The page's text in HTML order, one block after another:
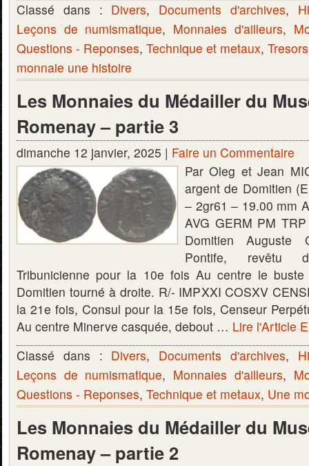
Classé dans : Divers, Documents d'archives,
Leçons de numismatique, Monnaies d'ailleurs,
Questions - Reponses, Technique et metaux,
monnaie une histoire
Les Monnaies du Médailler du
Romenay – partie 3
dimanche 12 janvier, 2025 | Faire un Commentaire
Par Oleg et Jean
argent de Domitien
– 2gr61 – 19.00 mm
AVG GERM PM
Domitien Auguste
Pontife, revêtu
Tribunicienne pour la 10e fois Au centre le buste
Domitien tourné à droite. R/- IMPXXI COSXV
la 21e fois, Consul pour la 15e fois, Censeur
Au centre Minerve casquée, debout … Lire l'Article
Classé dans : Divers, Documents d'archives,
Leçons de numismatique, Monnaies d'ailleurs,
Questions - Reponses, Technique et metaux, Une
Les Monnaies du Médailler du
Romenay – partie 2